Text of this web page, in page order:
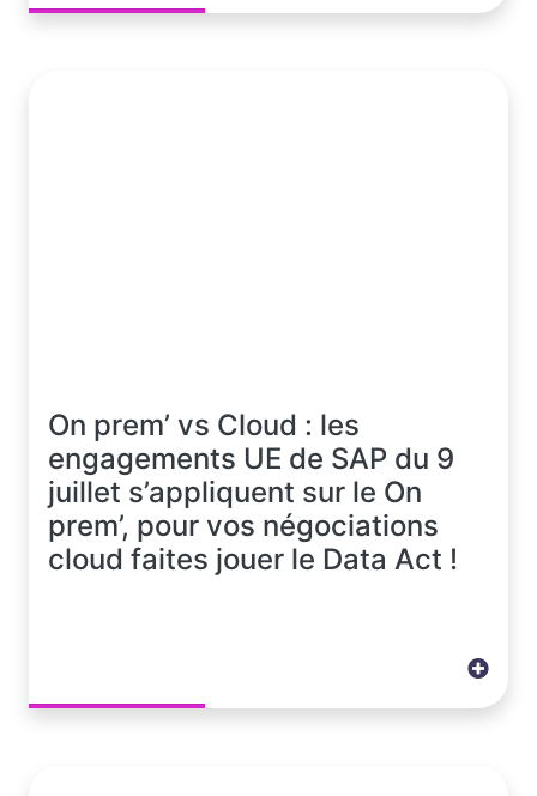
On prem’ vs Cloud : les
engagements UE de SAP du 9
juillet s’appliquent sur le On
prem’, pour vos négociations
cloud faites jouer le Data Act !